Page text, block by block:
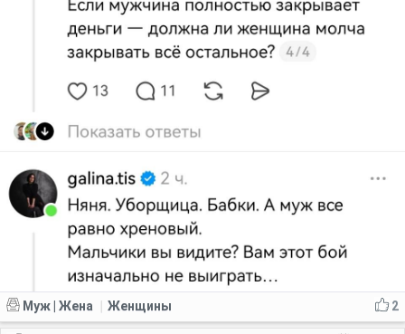
2
Муж | Жена Женщины